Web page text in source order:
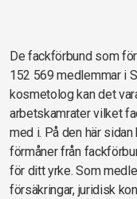
De fackförbund som
152 569 medlemmar i
kosmetolog kan det
arbetskamrater vilket
med i. På den här
förmåner från
för ditt yrke. Som
försäkringar, juridisk